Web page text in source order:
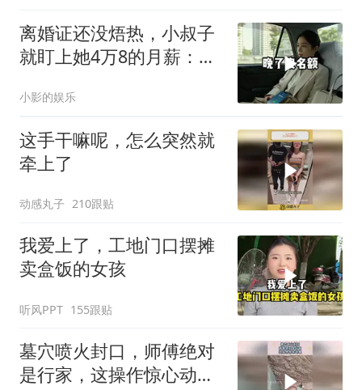
离婚证还没焐热，小叔子
就盯上她4万8的月薪：转
小影的娱乐
这手干嘛呢，怎么突然就
牵上了
动感丸子 210跟贴
我爱上了，工地门口摆摊
卖盒饭的女孩
听风PPT 155跟贴
墓穴喷火封口，师傅绝对
是行家，这操作惊心动